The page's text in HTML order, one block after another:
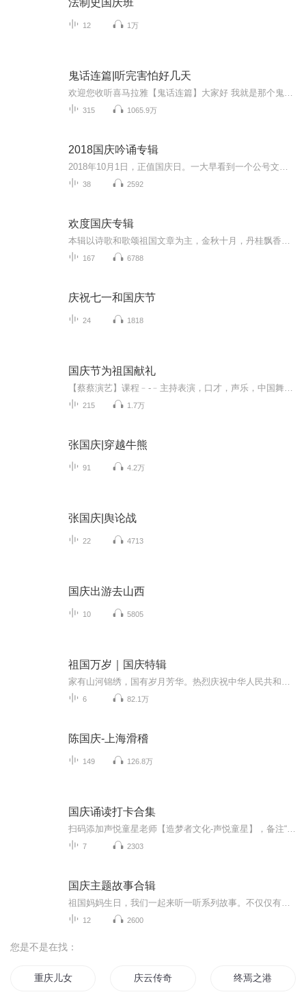
12 1万
鬼话连篇|听完害怕好几天
315 1065.9万
2018国庆吟诵专辑
38 2592
欢度国庆专辑
167 6788
庆祝七一和国庆节
24 1818
国庆节为祖国献礼
215 1.7万
张国庆|穿越牛熊
91 4.2万
张国庆|舆论战
22 4713
国庆出游去山西
10 5805
祖国万岁｜国庆特辑
6 82.1万
陈国庆-上海滑稽
149 126.8万
国庆诵读打卡合集
7 2303
国庆主题故事合辑
12 2600
您是不是在找：
重庆儿女 庆云传奇 终焉之港